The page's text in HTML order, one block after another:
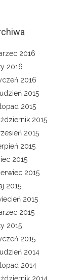
2016
2016
2016
2015
2015
2015
2015
2015
2015
2015
2015
2015
2015
2015
2015
2014
2014